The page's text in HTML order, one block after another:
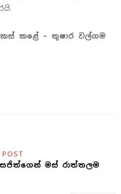
කළේ – තුෂාර වල්ගම
මස් රාත්තලම